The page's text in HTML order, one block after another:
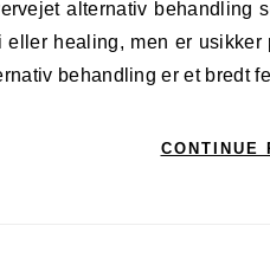
eller healing, men er
behandling er et bredt
CONTINUE